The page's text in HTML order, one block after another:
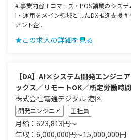
# 事業内容 Eコマース・POS領域のシス
I・運用をメイン領域としたDX推進支援
アント企...
★この求人の詳細を見る
【DA】AI×システム開発エンジ
ックス／リモートOK／所定労働時
株式会社電通デジタル 港区
開発エンジニア 正社員
月給：623,813円～
年収：6,000,000円～15,000,000円